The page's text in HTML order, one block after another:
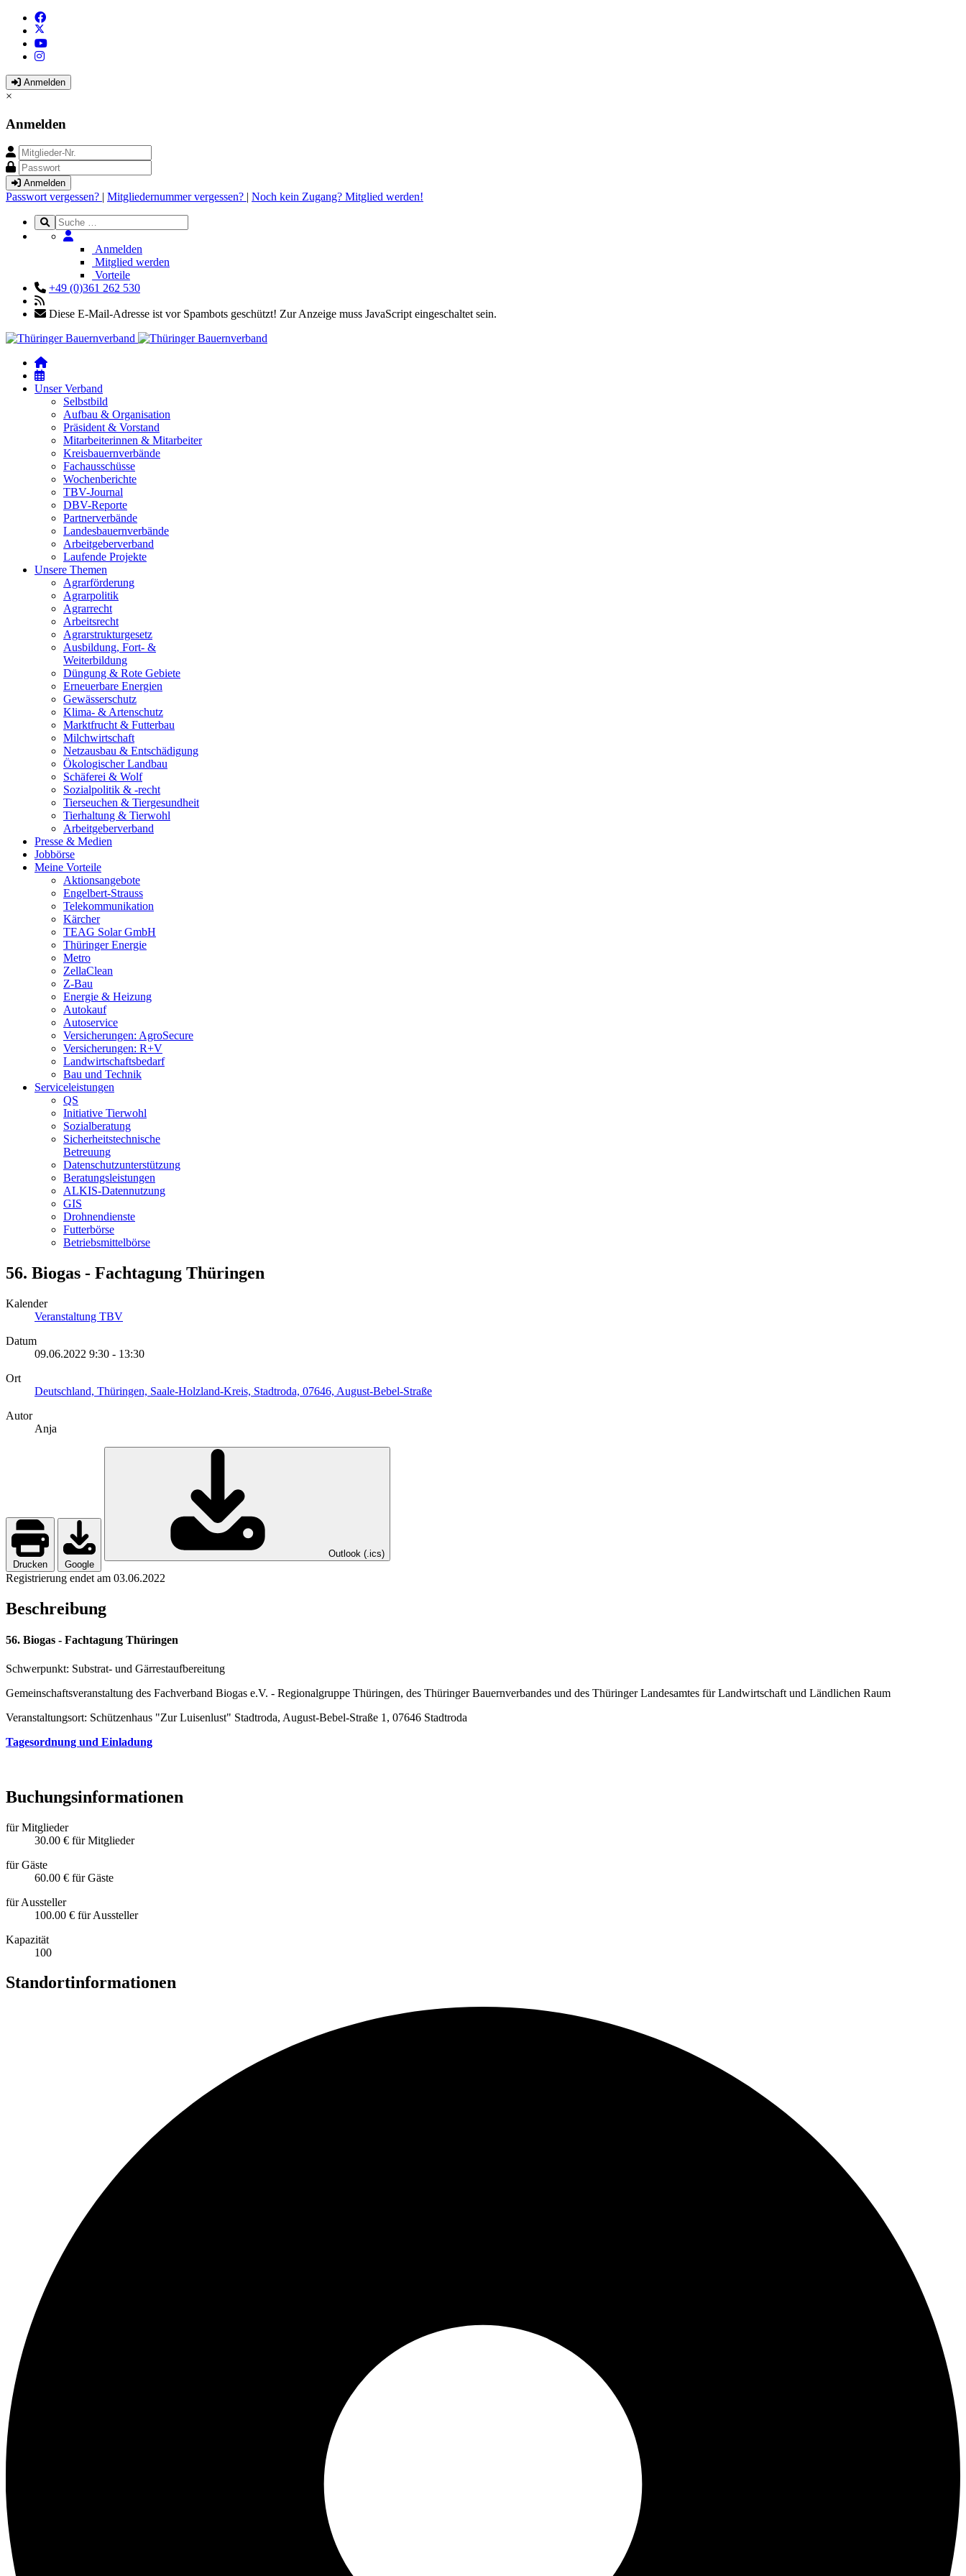
Anmelden
×
Anmelden
Anmelden
Passwort vergessen? | Mitgliedernummer vergessen? | Noch kein Zugang? Mitglied werden!
Anmelden
Mitglied werden
Vorteile
+49 (0)361 262 530
Diese E-Mail-Adresse ist vor Spambots geschützt! Zur Anzeige muss JavaScript eingeschaltet sein.
Unser Verband
Selbstbild
Aufbau & Organisation
Präsident & Vorstand
Mitarbeiterinnen & Mitarbeiter
Kreisbauernverbände
Fachausschüsse
Wochenberichte
TBV-Journal
DBV-Reporte
Partnerverbände
Landesbauernverbände
Arbeitgeberverband
Laufende Projekte
Unsere Themen
Agrarförderung
Agrarpolitik
Agrarrecht
Arbeitsrecht
Agrarstrukturgesetz
Ausbildung, Fort- &
Weiterbildung
Düngung & Rote Gebiete
Erneuerbare Energien
Gewässerschutz
Klima- & Artenschutz
Marktfrucht & Futterbau
Milchwirtschaft
Netzausbau & Entschädigung
Ökologischer Landbau
Schäferei & Wolf
Sozialpolitik & -recht
Tierseuchen & Tiergesundheit
Tierhaltung & Tierwohl
Arbeitgeberverband
Presse & Medien
Jobbörse
Meine Vorteile
Aktionsangebote
Engelbert-Strauss
Telekommunikation
Kärcher
TEAG Solar GmbH
Thüringer Energie
Metro
ZellaClean
Z-Bau
Energie & Heizung
Autokauf
Autoservice
Versicherungen: AgroSecure
Versicherungen: R+V
Landwirtschaftsbedarf
Bau und Technik
Service­­leistungen
QS
Initiative Tierwohl
Sozialberatung
Sicherheitstechnische
Betreuung
Datenschutzunterstützung
Beratungsleistungen
ALKIS-Datennutzung
GIS
Drohnendienste
Futterbörse
Betriebsmittelbörse
56. Biogas - Fachtagung Thüringen
Kalender
Veranstaltung TBV
Datum
09.06.2022 9:30 - 13:30
Ort
Deutschland, Thüringen, Saale-Holzland-Kreis, Stadtroda, 07646, August-Bebel-Straße
Autor
Anja
Drucken Google
Outlook (.ics)
Registrierung endet am 03.06.2022
Beschreibung
56. Biogas - Fachtagung Thüringen
Schwerpunkt: Substrat- und Gärrestaufbereitung
Gemeinschaftsveranstaltung des Fachverband Biogas e.V. - Regionalgruppe Thüringen, des Thüringer Bauernverbandes und des Thüringer Landesamtes für Landwirtschaft und Ländlichen Raum
Veranstaltungsort: Schützenhaus "Zur Luisenlust" Stadtroda, August-Bebel-Straße 1, 07646 Stadtroda
Tagesordnung und Einladung
Buchungsinformationen
für Mitglieder
30.00 € für Mitglieder
für Gäste
60.00 € für Gäste
für Aussteller
100.00 € für Aussteller
Kapazität
100
Standortinformationen